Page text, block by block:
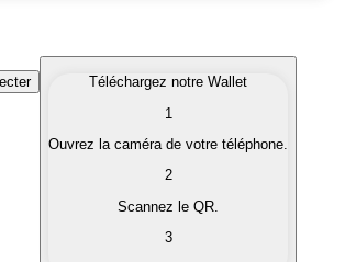
Cryptomonnaies
cryptomonnaies qui vous intéressent
vos cryptomonnaies en monnaie
Téléchargez notre Wallet
1
Ouvrez la caméra de votre téléphone.
2
Scannez le QR.
3